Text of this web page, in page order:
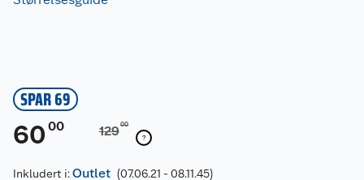
SPAR 69
60 00 12900
Inkludert i:Outlet (07.06.21 - 08.11.45)